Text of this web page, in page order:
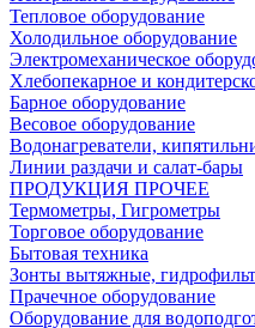
Тепловое оборудование
Холодильное оборудование
Электромеханическое
Хлебопекарное и
Барное оборудование
Весовое оборудование
Водонагреватели,
Линии раздачи и салат-бары
ПРОДУКЦИЯ ПРОЧЕЕ
Термометры, Гигрометры
Торговое оборудование
Бытовая техника
Зонты вытяжные,
Прачечное оборудование
Оборудование для